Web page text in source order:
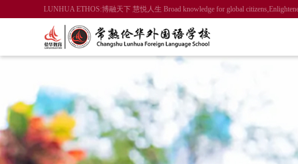
LUNHUA ETHOS:博融天下 慧悦人生 Broad knowledge for global